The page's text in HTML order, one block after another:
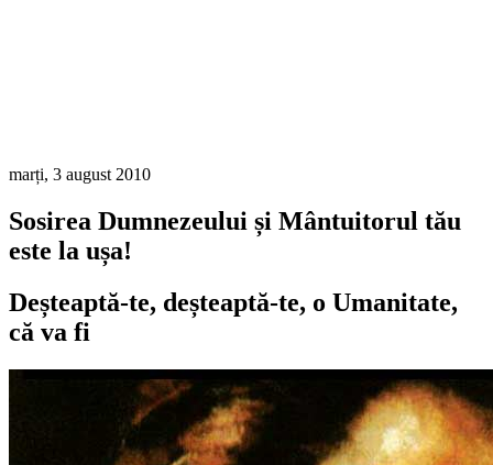
marți, 3 august 2010
Sosirea Dumnezeului și Mântuitorul tău
este la ușa!
Deșteaptă-te, deșteaptă-te, o Umanitate,
că va fi